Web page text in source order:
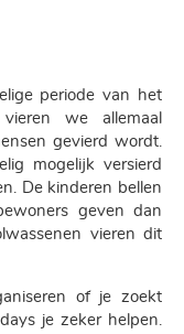
periode van het
we allemaal
gevierd wordt.
mogelijk versierd
De kinderen bellen
geven dan
vieren dit
of je zoekt
je zeker helpen.